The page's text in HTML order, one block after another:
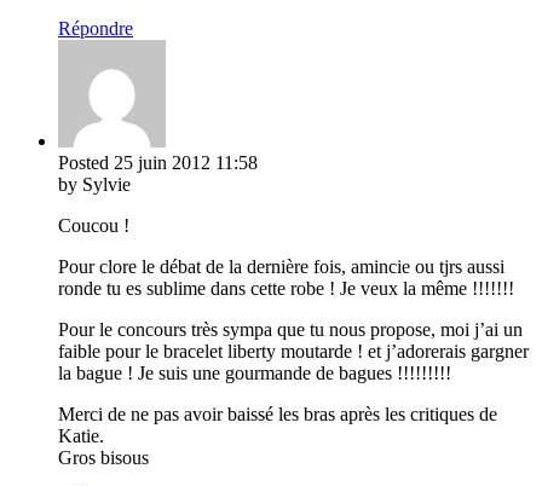
Répondre
Posted 25 juin 2012 11:58
by Sylvie
Coucou !
Pour clore le débat de la dernière fois, amincie ou tjrs aussi
ronde tu es sublime dans cette robe ! Je veux la même !!!!!!!
Pour le concours très sympa que tu nous propose, moi j’ai un
faible pour le bracelet liberty moutarde ! et j’adorerais gargner
la bague ! Je suis une gourmande de bagues !!!!!!!!!
Merci de ne pas avoir baissé les bras après les critiques de
Katie.
Gros bisous